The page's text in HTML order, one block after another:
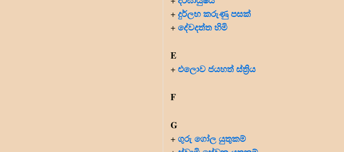
+ දුර්ලභ කරුණු පසක්
+ දේවදත්ත හිමි
E
+ එලොව ජයහත් ස්ත්‍රිය
F
G
+ ගුරු ගෝල යුතුකම්